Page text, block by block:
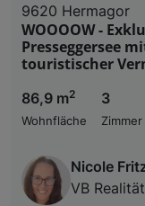
9620 Hermagor
WOOOOW -
Presseggersee
touristischer
86,9 m2
Wohnfläche
3
Zimmer
Nicole
VB